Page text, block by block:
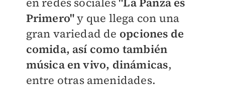
Primero"y que llega con una
gran variedad de opciones de
comida, así como también
música en vivo, dinámicas,
entre otras amenidades.